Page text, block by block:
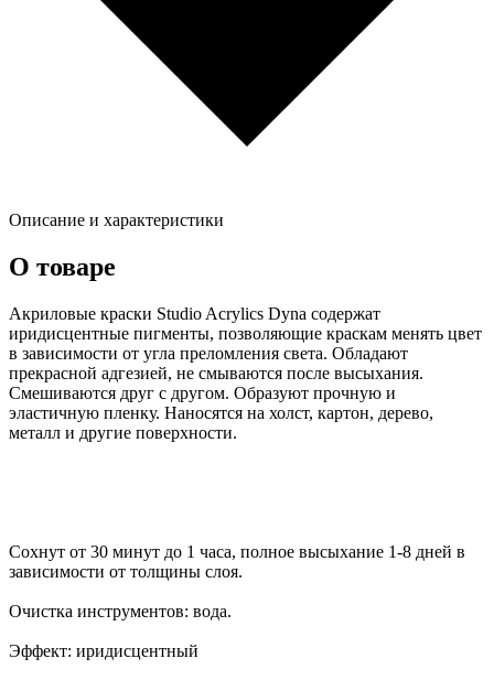
Описание и характеристики
О товаре
Акриловые краски Studio Acrylics Dyna содержат
иридисцентные пигменты, позволяющие краскам менять цвет
в зависимости от угла преломления света. Обладают
прекрасной адгезией, не смываются после высыхания.
Смешиваются друг с другом. Образуют прочную и
эластичную пленку. Наносятся на холст, картон, дерево,
металл и другие поверхности.
Сохнут от 30 минут до 1 часа, полное высыхание 1-8 дней в
зависимости от толщины слоя.
Очистка инструментов: вода.
Эффект: иридисцентный